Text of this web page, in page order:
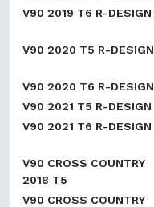
V90 2019 T6 R-DESIGN
V90 2020 T5 R-DESIGN
V90 2020 T6 R-DESIGN
V90 2021 T5 R-DESIGN
V90 2021 T6 R-DESIGN
V90 CROSS COUNTRY
2018 T5
V90 CROSS COUNTRY